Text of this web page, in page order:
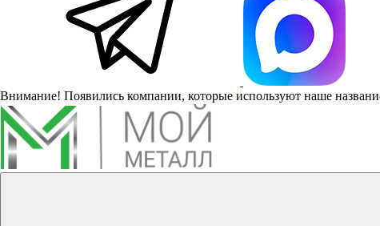
Внимание! Появились компании, которые используют наше